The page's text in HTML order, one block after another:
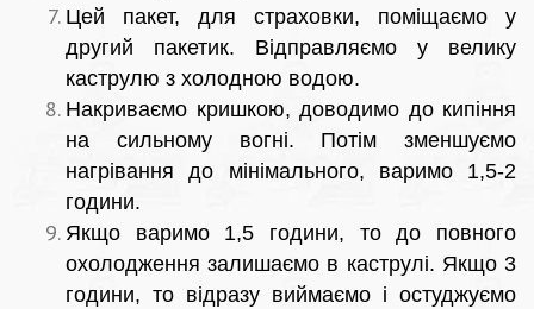
Цей пакет, для страховки, поміщаємо у
другий пакетик. Відправляємо у велику
каструлю з холодною водою.
Накриваємо кришкою, доводимо до кипіння
на сильному вогні. Потім зменшуємо
нагрівання до мінімального, варимо 1,5-2
години.
Якщо варимо 1,5 години, то до повного
охолодження залишаємо в каструлі. Якщо 3
години, то відразу виймаємо і остуджуємо